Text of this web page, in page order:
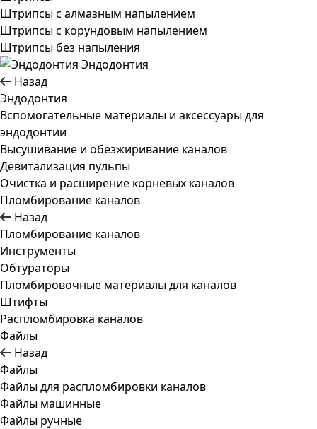
Штрипсы c алмазным напылением
Штрипсы c корундовым напылением
Штрипсы без напыления
Эндодонтия
Назад
Эндодонтия
Вспомогательные материалы и аксессуары для
эндодонтии
Высушивание и обезжиривание каналов
Девитализация пульпы
Очистка и расширение корневых каналов
Пломбирование каналов
Назад
Пломбирование каналов
Инструменты
Обтураторы
Пломбировочные материалы для каналов
Штифты
Распломбировка каналов
Файлы
Назад
Файлы
Файлы для распломбировки каналов
Файлы машинные
Файлы ручные